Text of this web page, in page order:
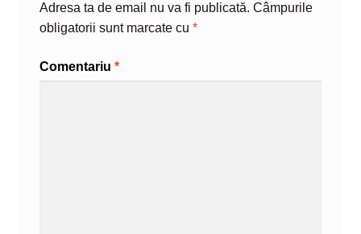
Adresa ta de email nu va fi publicată. Câmpurile
obligatorii sunt marcate cu *
Comentariu *